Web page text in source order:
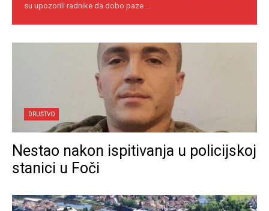
su upozorili radnike da dobo paze ...
DRUŠTVO
Nestao nakon ispitivanja u policijskoj
stanici u Foči